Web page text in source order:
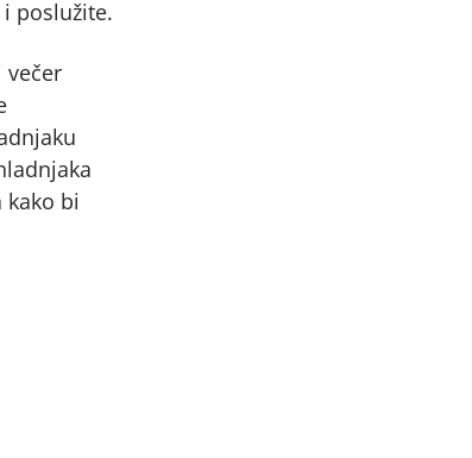
poslužite.
bi